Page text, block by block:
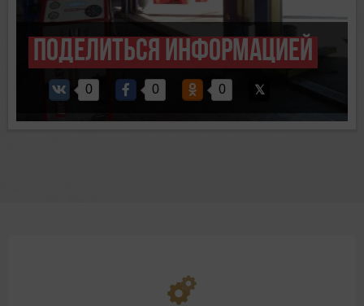
Поделиться информацией
0 0 0